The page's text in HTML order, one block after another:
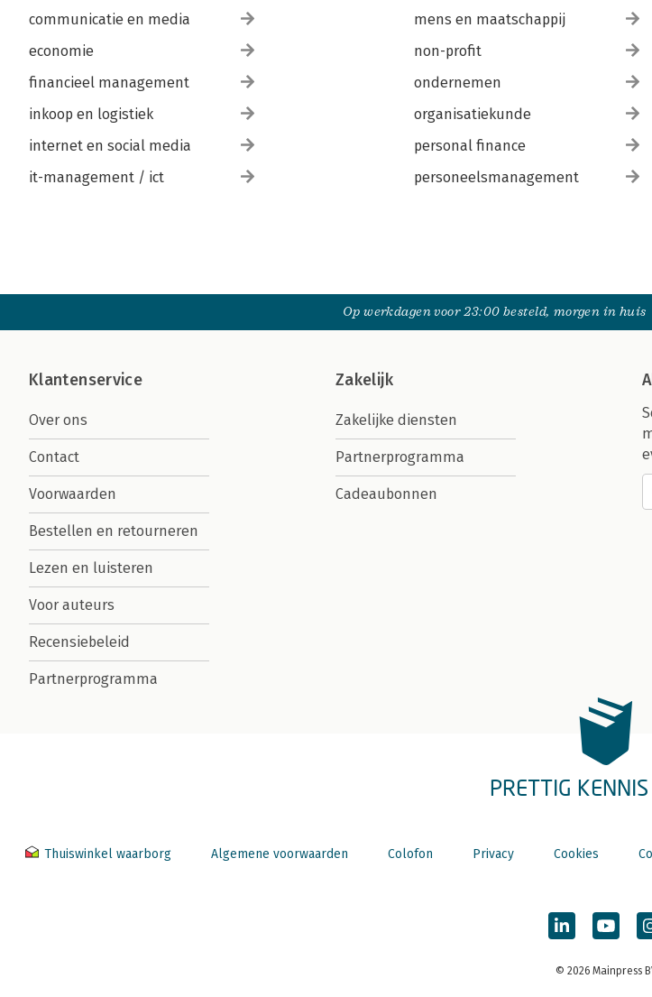
communicatie en media
economie
financieel management
inkoop en logistiek
internet en social media
it-management / ict
mens en maatschappij
non-profit
ondernemen
organisatiekunde
personal finance
personeelsmanagement
Op werkdagen voor 23:00 besteld, morgen in huis
Klantenservice
Over ons
Contact
Voorwaarden
Bestellen en retourneren
Lezen en luisteren
Voor auteurs
Recensiebeleid
Partnerprogramma
Zakelijk
Zakelijke diensten
Partnerprogramma
Cadeaubonnen
PRETTIG
Thuiswinkel waarborg Algemene voorwaarden Colofon Privacy Cookies
© 2026 Mainpress